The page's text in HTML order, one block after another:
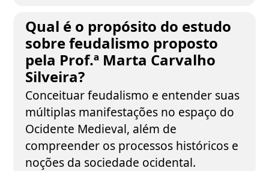
Qual é o propósito do estudo
sobre feudalismo proposto
pela Prof.ª Marta Carvalho
Silveira?
Conceituar feudalismo e entender suas
múltiplas manifestações no espaço do
Ocidente Medieval, além de
compreender os processos históricos e
noções da sociedade ocidental.